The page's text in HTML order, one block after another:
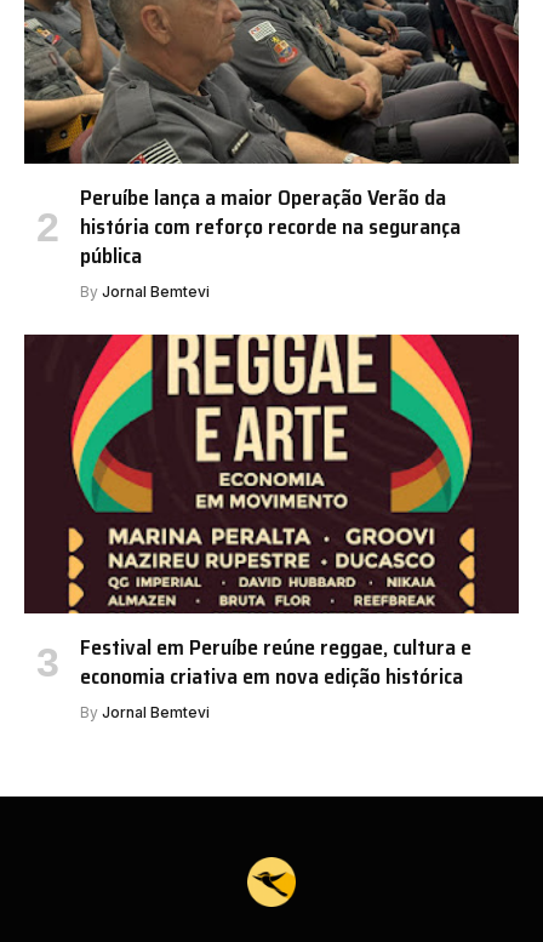
Peruíbe lança a maior Operação Verão da
história com reforço recorde na segurança
pública
By Jornal Bemtevi
Festival em Peruíbe reúne reggae, cultura e
economia criativa em nova edição histórica
By Jornal Bemtevi